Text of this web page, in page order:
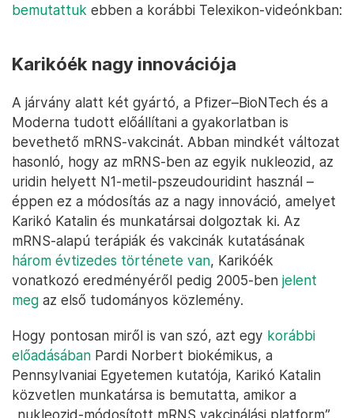
bemutattuk ebben a korábbi Telexikon-videónkban:
Karikóék nagy innovációja
A járvány alatt két gyártó, a Pfizer–BioNTech és a
Moderna tudott előállítani a gyakorlatban is
bevethető mRNS-vakcinát. Abban mindkét változat
hasonló, hogy az mRNS-ben az egyik nukleozid, az
uridin helyett N1-metil-pszeudouridint használ –
éppen ez a módosítás az a nagy innováció, amelyet
Karikó Katalin és munkatársai dolgoztak ki. Az
mRNS-alapú terápiák és vakcinák kutatásának
három évtizedes története van, Karikóék
vonatkozó eredményéről pedig 2005-ben jelent
meg az első tudományos közlemény.
Hogy pontosan miről is van szó, azt egy korábbi
előadásában Pardi Norbert biokémikus, a
Pennsylvaniai Egyetemen kutatója, Karikó Katalin
közvetlen munkatársa is bemutatta, amikor a
„nukleozid-módosított mRNS vakcinálási platform”